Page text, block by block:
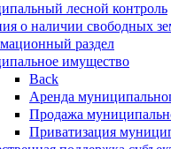
лесной контроль
о наличии свободных
раздел
имущество
Back
Аренда
Продажа
Приватизация